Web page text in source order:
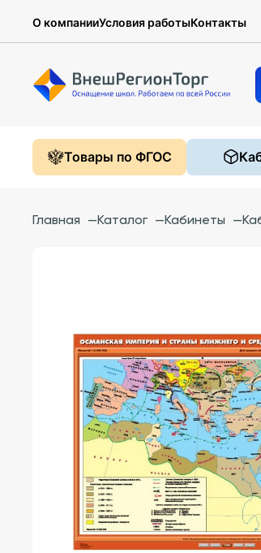
О компанииУсловия работыКонтакты
Товары по ФГОС
Главная —Каталог —Кабинеты —